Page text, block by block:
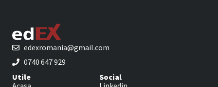
edexromania@gmail.com
0740 647 929
Utile
Social